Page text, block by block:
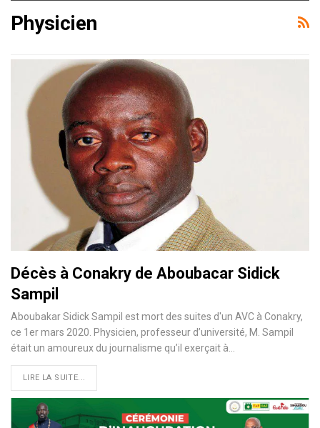
Physicien
Décès à Conakry de Aboubacar Sidick
Sampil
Aboubakar Sidick Sampil est mort des suites d'un AVC à Conakry,
ce 1er mars 2020. Physicien, professeur d’université, M. Sampil
était un amoureux du journalisme qu’il exerçait à
LIRE LA SUITE...